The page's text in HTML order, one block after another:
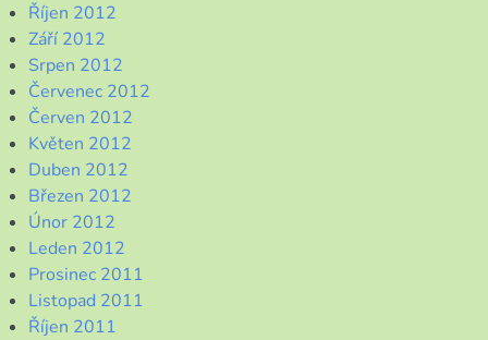
Říjen 2012
Září 2012
Srpen 2012
Červenec 2012
Červen 2012
Květen 2012
Duben 2012
Březen 2012
Únor 2012
Leden 2012
Prosinec 2011
Listopad 2011
Říjen 2011